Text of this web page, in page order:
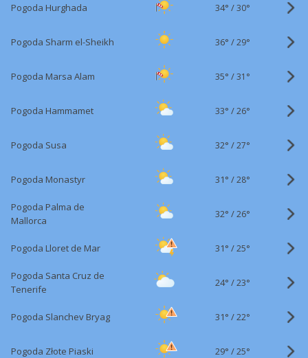
Pogoda Hurghada 34° /30°
Pogoda Sharm el-Sheikh 36° /29°
Pogoda Marsa Alam 35° /31°
Pogoda Hammamet 33° /26°
Pogoda Susa 32° /27°
Pogoda Monastyr 31° /28°
Pogoda Palma de
Mallorca
32° /26°
Pogoda Lloret de Mar 31° /25°
Pogoda Santa Cruz de
Tenerife
24° /23°
Pogoda Slanchev Bryag 31° /22°
Pogoda Złote Piaski 29° /25°